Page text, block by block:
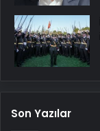
Son Yazılar